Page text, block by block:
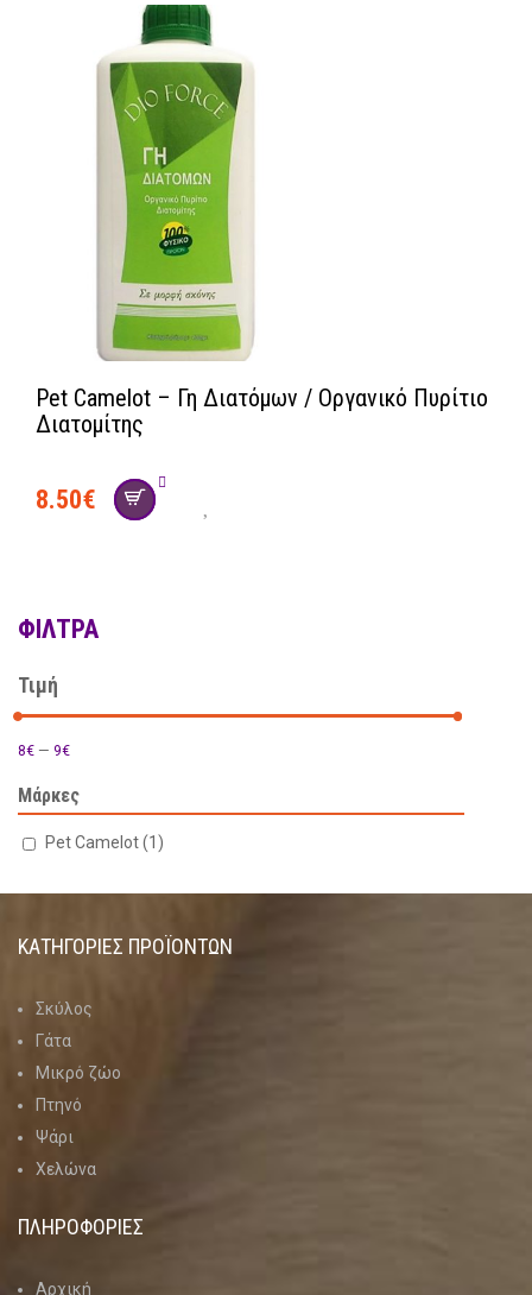
Pet Camelot – Γη Διατόμων / Οργανικό Πυρίτιο
Διατομίτης
8.50€
ΦΊΛΤΡΑ
Τιμή
8€ — 9€
Μάρκες
Pet Camelot(1)
ΚΑΤΗΓΟΡΊΕΣ ΠΡΟΪΌΝΤΩΝ
Σκύλος
Γάτα
Μικρό ζώο
Πτηνό
Ψάρι
Χελώνα
ΠΛΗΡΟΦΟΡΙΕΣ
Αρχική